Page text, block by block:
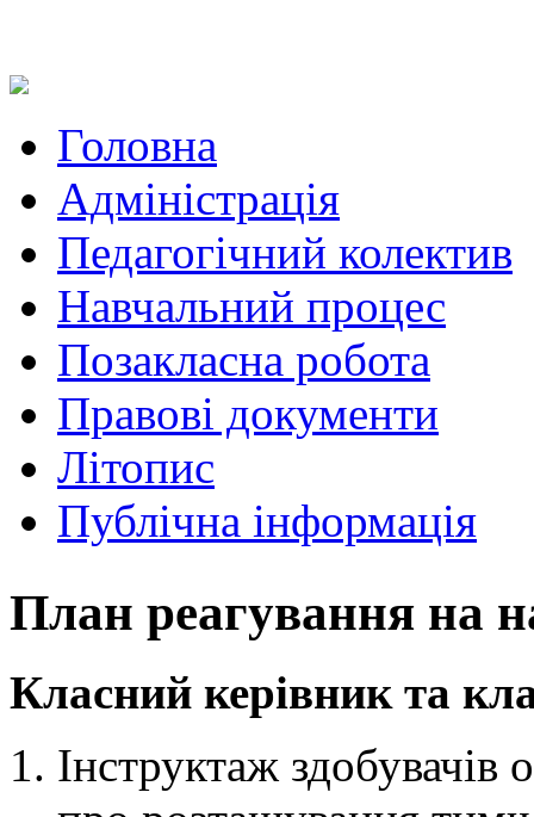
Головна
Адміністрація
Педагогічний колектив
Навчальний процес
Позакласна робота
Правові документи
Літопис
Публічна інформація
План реагування на
Класний керівник та
Інструктаж здобувачів